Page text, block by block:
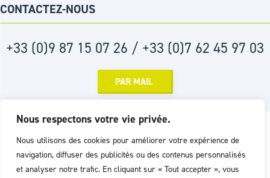
Nous respectons votre vie privée.
Nous utilisons des cookies pour améliorer votre expérience de
navigation, diffuser des publicités ou des contenus personnalisés
et analyser notre trafic. En cliquant sur « Tout accepter », vous
CONTACTEZ-NOUS
+33 (0)9 87 15 07 26 / +33 (0)7 62 45 97 03
PAR MAIL
Réalisation :